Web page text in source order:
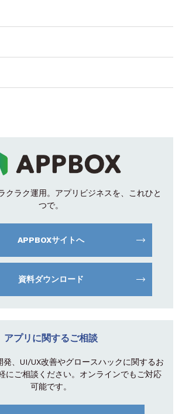
クラク運用。 アプリビジネスを、これひと
つで。
APPBOXサイトへ
資料ダウンロード
アプリに関するご相談
発、UI/UX改善やグロースハックに関するお
にご相談 ください。オンラインでもご対応
可能です。